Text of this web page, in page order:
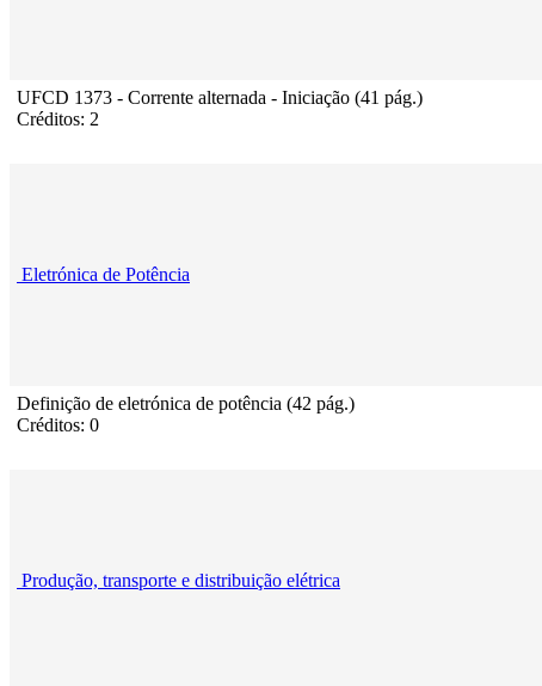
UFCD 1373 - Corrente alternada - Iniciação (41 pág.)
Créditos: 2
Eletrónica de Potência
Definição de eletrónica de potência (42 pág.)
Créditos: 0
Produção, transporte e distribuição elétrica